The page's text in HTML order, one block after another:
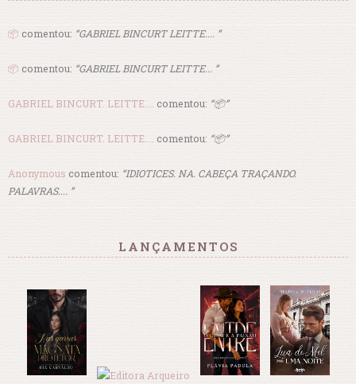
📦 comentou: “GABRIEL BINCURT LEITTE.... ”
📦 comentou: “GABRIEL BINCURT LEITTE... ”
GABRIEL BINCURT. LEITTE.... comentou: “📦”
GABRIEL BINCURT. LEITTE.... comentou: “📦”
Anonymous comentou: “IDIOTICES. NA. CABEÇA TRAÇANDO.
PALAVRAS.... ”
LANÇAMENTOS